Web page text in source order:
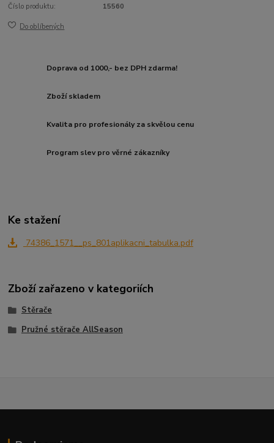
Číslo produktu: 15560
Do oblíbených
Doprava od 1000,- bez DPH zdarma!
Zboží skladem
Kvalita pro profesionály za skvělou cenu
Program slev pro věrné zákazníky
Ke stažení
74386_1571__ps_801aplikacni_tabulka.pdf
Zboží zařazeno v kategoriích
Stěrače
Pružné stěrače AllSeason